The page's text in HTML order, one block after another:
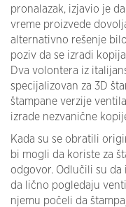
pronalazak, izjavio je
vreme proizvede
alternativno rešenje
poziv da se izradi
Dva volontera iz
specijalizovan za 3D
štampane verzije
izrade nezvanične
Kada su se obratili
bi mogli da koriste za
odgovor. Odlučili su da
da lično pogledaju
njemu počeli da